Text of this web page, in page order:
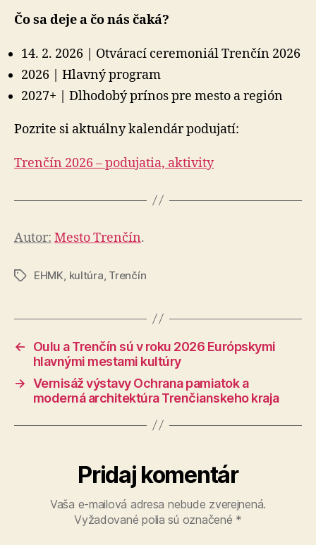
Čo sa deje a čo nás čaká?
14. 2. 2026 | Otvárací ceremoniál Trenčín 2026
2026 | Hlavný program
2027+ | Dlhodobý prínos pre mesto a región
Pozrite si aktuálny kalendár podujatí:
Trenčín 2026 – podujatia, aktivity
Autor: Mesto Trenčín.
Značky
EHMK kultúra Trenčín
←
Oulu a Trenčín sú v roku 2026 Európskymi
hlavnými mestami kultúry
→ Vernisáž výstavy Ochrana pamiatok a
moderná architektúra Trenčianskeho kraja
Pridaj komentár
Vaša e-mailová adresa nebude zverejnená.
Vyžadované polia sú označené *